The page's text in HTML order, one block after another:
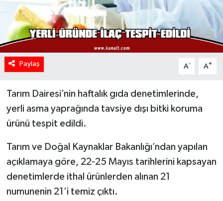
Paylaş A- A+
Tarım Dairesi’nin haftalık gıda denetimlerinde,
yerli asma yaprağında tavsiye dışı bitki koruma
ürünü tespit edildi.
Tarım ve Doğal Kaynaklar Bakanlığı’ndan yapılan
açıklamaya göre, 22-25 Mayıs tarihlerini kapsayan
denetimlerde ithal ürünlerden alınan 21
numunenin 21’i temiz çıktı.